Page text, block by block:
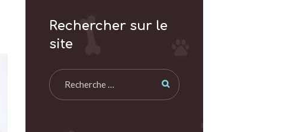
Rechercher sur le
site